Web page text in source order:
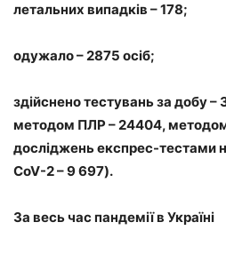
летальних випадків – 178;
одужало – 2875 осіб;
здійснено тестувань за добу
методом ПЛР – 24404,
досліджень експрес-тестами
CoV-2 – 9 697).
За весь час пандемії в Україні